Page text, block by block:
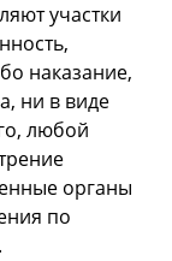
участки
наказание,
ни в виде
любой
органы
по